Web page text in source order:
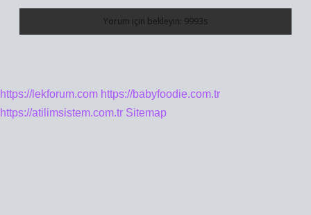
https://lekforum.com https://babyfoodie.com.tr
https://atilimsistem.com.tr Sitemap